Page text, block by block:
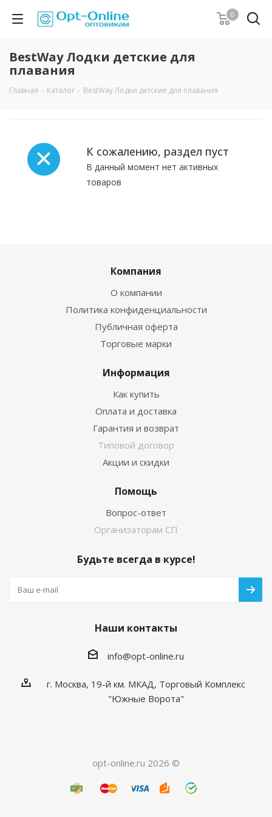
0
BestWay Лодки детские для
плавания
Главная - Каталог - BestWay Лодки детские для плавания
К сожалению, раздел пуст
В данный момент нет активных
товаров
Компания
О компании
Политика конфиденциальности
Публичная оферта
Торговые марки
Информация
Как купить
Оплата и доставка
Гарантия и возврат
Типовой договор
Акции и скидки
Помощь
Вопрос-ответ
Организаторам СП
Будьте всегда в курсе!
Наши контакты
info@opt-online.ru
г. Москва, 19-й км. МКАД, Торговый Комплекс
"Южные Ворота"
opt-online.ru 2026 ©